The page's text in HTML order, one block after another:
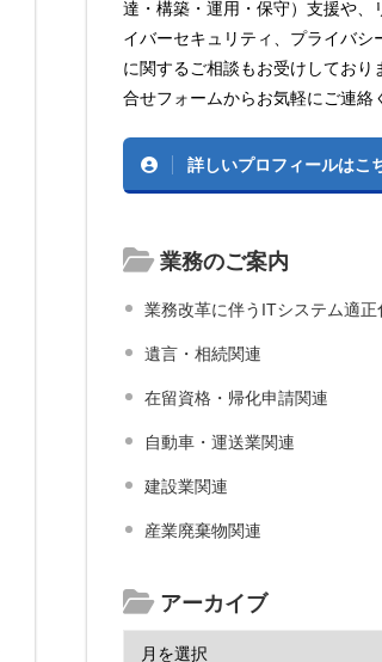
達・構築・運用・保守）支援や、
イバーセキュリティ、プライバシ
に関するご相談もお受けしており
合せフォームからお気軽にご連絡
詳しいプロフィールはこ
業務のご案内
業務改革に伴うITシステム適正
遺言・相続関連
在留資格・帰化申請関連
自動車・運送業関連
建設業関連
産業廃棄物関連
アーカイブ